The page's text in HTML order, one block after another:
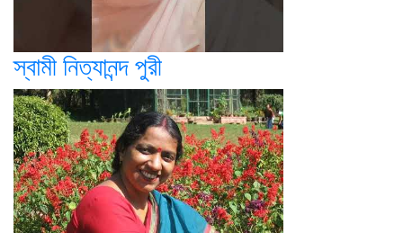
স্বামী নিত্যানন্দ পুরী